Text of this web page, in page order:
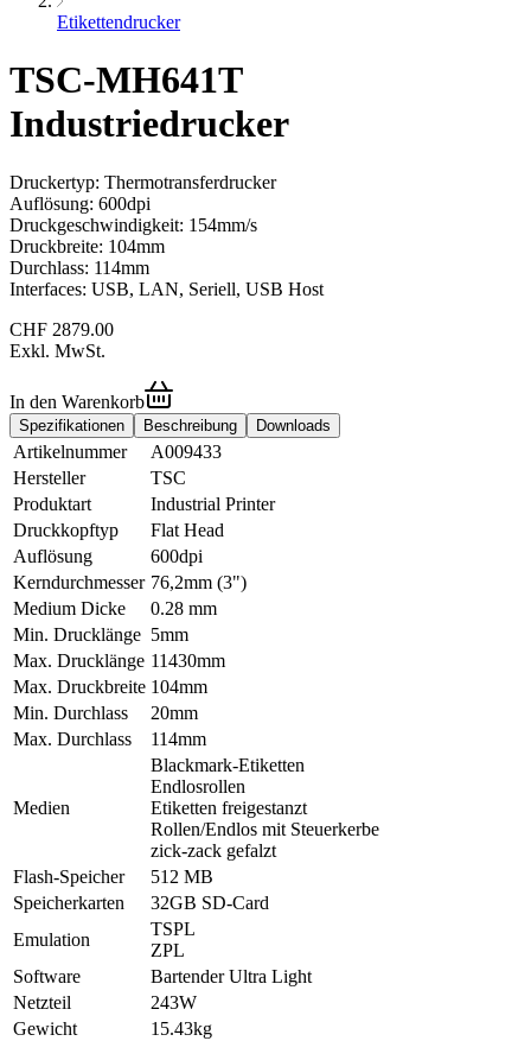
Etikettendrucker
TSC-MH641T
Industriedrucker
Druckertyp: Thermotransferdrucker
Auflösung: 600dpi
Druckgeschwindigkeit: 154mm/s
Druckbreite: 104mm
Durchlass: 114mm
Interfaces: USB, LAN, Seriell, USB Host
CHF 2879.00
Exkl. MwSt.
In den Warenkorb
Spezifikationen Beschreibung Downloads
Artikelnummer
A009433
Hersteller
TSC
Produktart
Industrial Printer
Druckkopftyp
Flat Head
Auflösung
600dpi
Kerndurchmesser 76,2mm (3")
Medium Dicke
0.28 mm
Min. Drucklänge 5mm
Max. Drucklänge 11430mm
Max. Druckbreite 104mm
Min. Durchlass
20mm
Max. Durchlass
114mm
Medien
Blackmark-Etiketten
Endlosrollen
Etiketten freigestanzt
Rollen/Endlos mit Steuerkerbe
zick-zack gefalzt
Flash-Speicher
512 MB
Speicherkarten
32GB SD-Card
Emulation
TSPL
ZPL
Software
Bartender Ultra Light
Netzteil
243W
Gewicht
15.43kg